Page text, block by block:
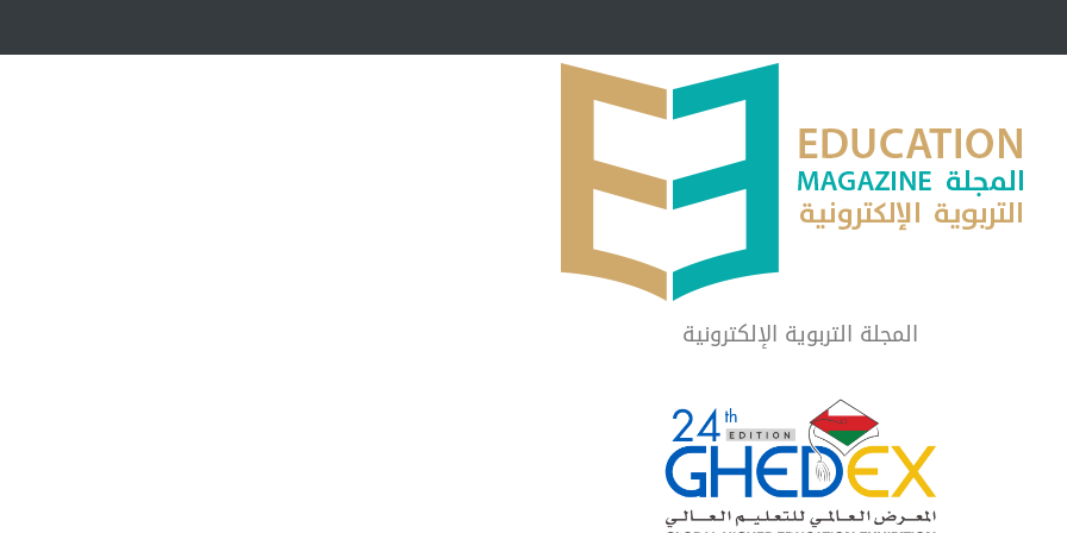
شراكة مجتمعية لمجمع تعليمي بالطائف تستهدف الأيتام وأبناء
الشهداء والمتفوقين
لماذا تعد برامج توعية الأطفال بخصوصية الجسد وقاية لا فضول؟
المجلة التربوية الإلكترونية